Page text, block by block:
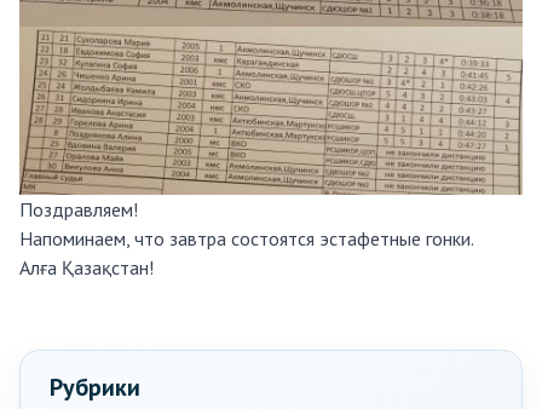
Поздравляем!
Напоминаем, что завтра состоятся эстафетные гонки.
Алға Қазақстан!
Рубрики